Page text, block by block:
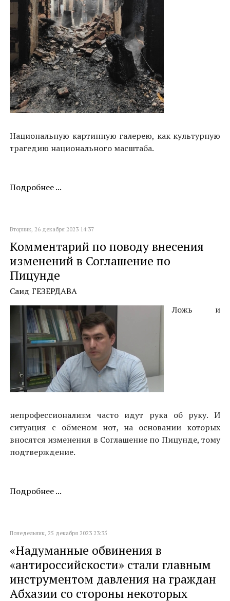
Национальную картинную галерею, как культурную
трагедию национального масштаба.
Подробнее ...
Вторник, 26 декабря 2023 14:37
Комментарий по поводу внесения
изменений в Соглашение по
Пицунде
Саид ГЕЗЕРДАВА
Ложь и
непрофессионализм часто идут рука об руку. И
ситуация с обменом нот, на основании которых
вносятся изменения в Соглашение по Пицунде, тому
подтверждение.
Подробнее ...
Понедельник, 25 декабря 2023 23:35
«Надуманные обвинения в
«антироссийскости» стали главным
инструментом давления на граждан
Абхазии со стороны некоторых